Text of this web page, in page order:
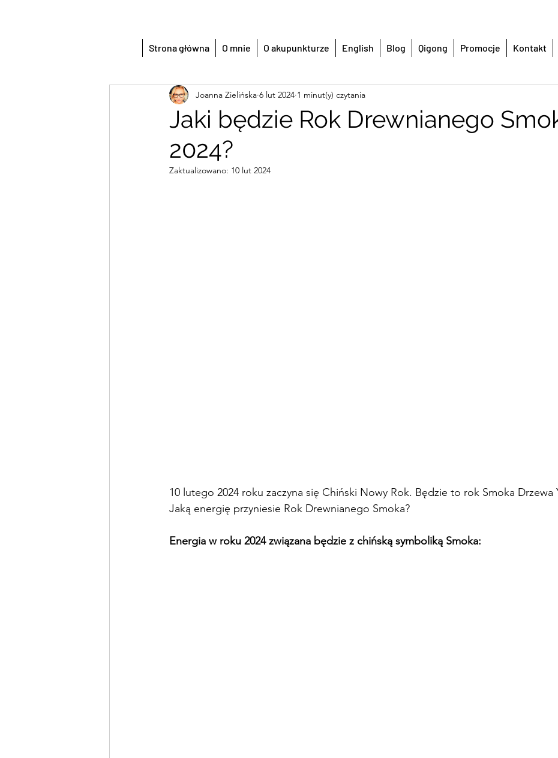
Strona główna O mnie O akupunkturze English Blog Qigong Promocje Kontakt
Jaki będzie Rok Drewnianego
2024?
Joanna Zielińska 6 lut 2024 1 minut(y) czytania
Zaktualizowano: 10 lut 2024
10 lutego 2024 roku zaczyna się Chiński Nowy Rok. Będzie to rok Smoka Drzewa
Jaką energię przyniesie Rok Drewnianego Smoka?
Energia w roku 2024 związana będzie z chińską symboliką Smoka: